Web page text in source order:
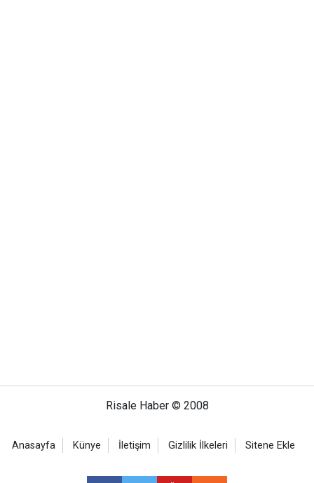
Risale Haber © 2008
Anasayfa Künye İletişim Gizlilik İlkeleri Sitene Ekle